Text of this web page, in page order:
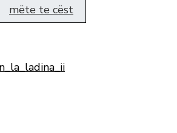
mëte te cëst